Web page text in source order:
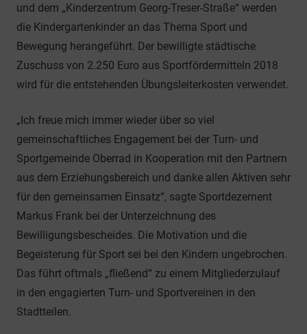
und dem „Kinderzentrum Georg-Treser-Straße“ werden
die Kindergartenkinder an das Thema Sport und
Bewegung herangeführt. Der bewilligte städtische
Zuschuss von 2.250 Euro aus Sportfördermitteln 2018
wird für die entstehenden Übungsleiterkosten verwendet.
„Ich freue mich immer wieder über so viel
gemeinschaftliches Engagement bei der Turn- und
Sportgemeinde Oberrad in Kooperation mit den Partnern
aus dem Erziehungsbereich und danke allen Aktiven sehr
für den gemeinsamen Einsatz“, sagte Sportdezernent
Markus Frank bei der Unterzeichnung des
Bewilligungsbescheides. Die Motivation und die
Begeisterung für Sport sei bei den Kindern ungebrochen.
Das führt oftmals „fließend“ zu einem Mitgliederzulauf
in den engagierten Turn- und Sportvereinen in den
Stadtteilen.